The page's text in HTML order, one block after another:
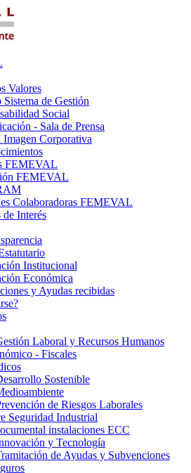
Valores
Sistema de Gestión
Social
- Sala de Prensa
Imagen Corporativa
FEMEVAL
FEMEVAL
Colaboradoras FEMEVAL
de Interés
Institucional
Económica
y Ayudas recibidas
Laboral y Recursos Humanos
- Fiscales
Sostenible
de Riesgos Laborales
Seguridad Industrial
instalaciones ECC
y Tecnología
de Ayudas y Subvenciones